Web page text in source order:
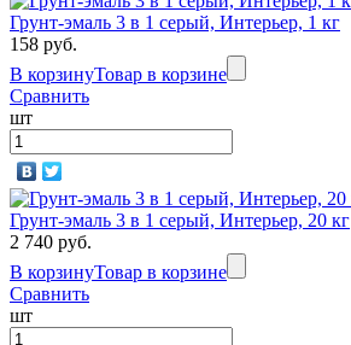
Грунт-эмаль 3 в 1 серый, Интерьер, 1 кг
158 руб.
В корзинуТовар в корзине
Сравнить
шт
Грунт-эмаль 3 в 1 серый, Интерьер, 20 кг
2 740 руб.
В корзинуТовар в корзине
Сравнить
шт